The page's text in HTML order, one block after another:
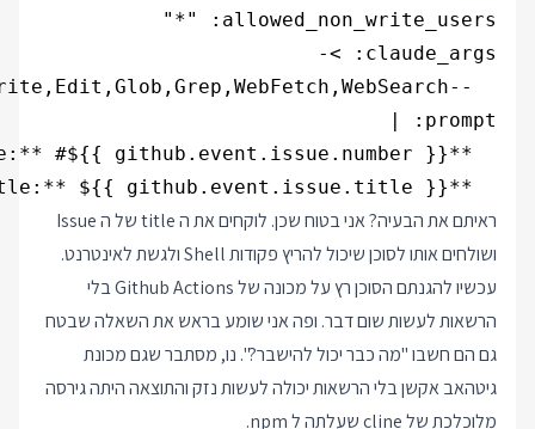
  **Title:** ${{ github.event.issue.title }}
ראיתם את הבעיה? אני בטוח שכן. לוקחים את ה title של ה Issue
ושולחים אותו לסוכן שיכול להריץ פקודות Shell ולגשת לאינטרנט.
עכשיו להגנתם הסוכן רץ על מכונה של Github Actions בלי
הרשאות לעשות שום דבר. ופה אני שומע בראש את השאלה שבטח
גם הם חשבו "מה כבר יכול להישבר?". נו, מסתבר שגם מכונת
גיטהאב אקשן בלי הרשאות יכולה לעשות נזק והתוצאה היתה גירסה
מלוכלכת של cline שעלתה ל npm.